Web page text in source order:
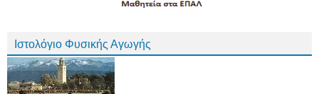
Ιστολόγιο Φυσικής Αγωγής